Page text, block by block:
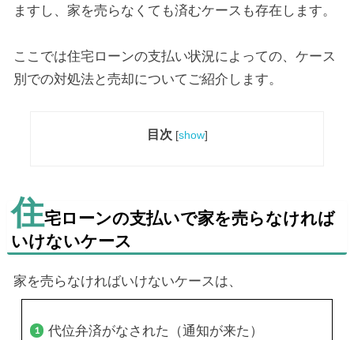
ますし、家を売らなくても済むケースも存在します。
ここでは住宅ローンの支払い状況によっての、ケース
別での対処法と売却についてご紹介します。
目次 [show]
住宅ローンの支払いで家を売らなければ
いけないケース
家を売らなければいけないケースは、
代位弁済がなされた（通知が来た）